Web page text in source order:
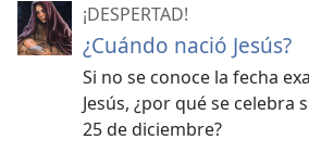
¡DESPERTAD!
¿Cuándo nació Jesús?
Si no se conoce la fecha
Jesús, ¿por qué se celebra
25 de diciembre?